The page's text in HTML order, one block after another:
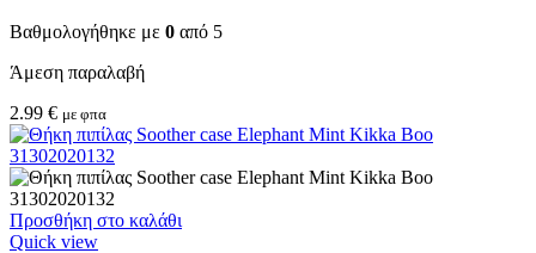
Βαθμολογήθηκε με 0 από 5
Άμεση παραλαβή
2.99 € με φπα
Προσθήκη στο καλάθι
Quick view